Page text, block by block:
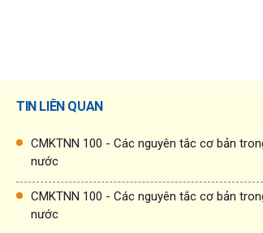
TIN LIÊN QUAN
CMKTNN 100 - Các nguyên tắc cơ bản
nước
CMKTNN 100 - Các nguyên tắc cơ bản
nước